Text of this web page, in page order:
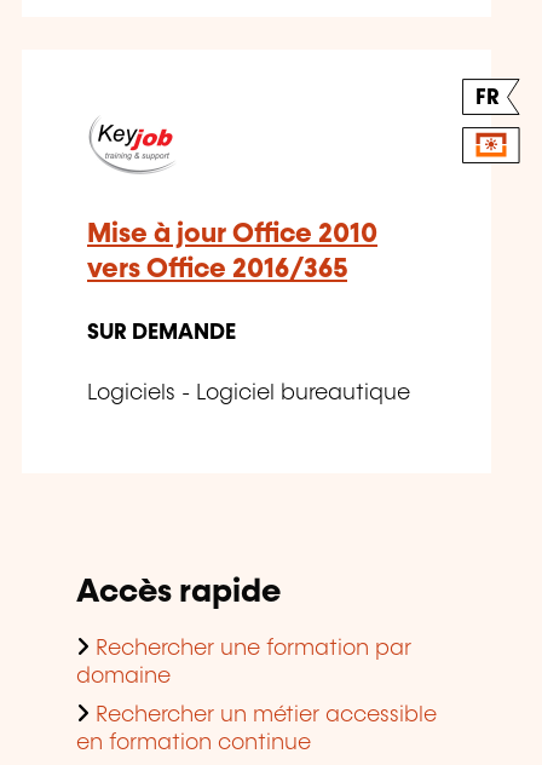
FR
Mise à jour Office 2010
vers Office 2016/365
SUR DEMANDE
Logiciels - Logiciel bureautique
Accès rapide
Rechercher une formation par
domaine
Rechercher un métier accessible
en formation continue